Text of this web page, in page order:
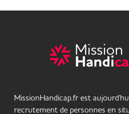
MissionHandicap.fr est
recrutement de personnes en